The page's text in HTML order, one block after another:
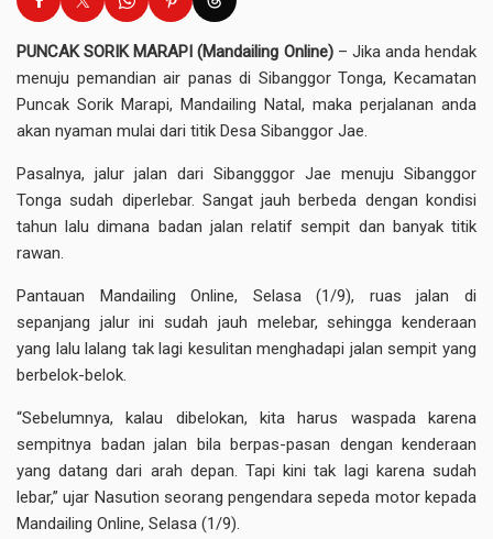
PUNCAK SORIK MARAPI (Mandailing Online)– Jika anda hendak
menuju pemandian air panas di Sibanggor Tonga, Kecamatan
Puncak Sorik Marapi, Mandailing Natal, maka perjalanan anda
akan nyaman mulai dari titik Desa Sibanggor Jae.
Pasalnya, jalur jalan dari Sibangggor Jae menuju Sibanggor
Tonga sudah diperlebar. Sangat jauh berbeda dengan kondisi
tahun lalu dimana badan jalan relatif sempit dan banyak titik
rawan.
Pantauan Mandailing Online, Selasa (1/9), ruas jalan di
sepanjang jalur ini sudah jauh melebar, sehingga kenderaan
yang lalu lalang tak lagi kesulitan menghadapi jalan sempit yang
berbelok-belok.
“Sebelumnya, kalau dibelokan, kita harus waspada karena
sempitnya badan jalan bila berpas-pasan dengan kenderaan
yang datang dari arah depan. Tapi kini tak lagi karena sudah
lebar,” ujar Nasution seorang pengendara sepeda motor kepada
Mandailing Online, Selasa (1/9).